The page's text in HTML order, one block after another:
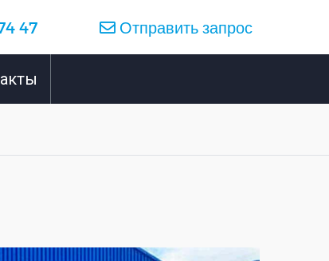
47 Отправить запрос